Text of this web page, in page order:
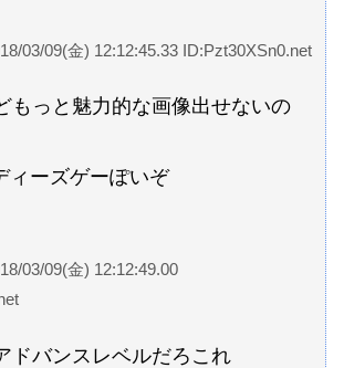
03/09(金) 12:12:45.33 ID:Pzt30XSn0.net
もっと魅力的な画像出せないの
ィーズゲーぽいぞ
03/09(金) 12:12:49.00
ドバンスレベルだろこれ